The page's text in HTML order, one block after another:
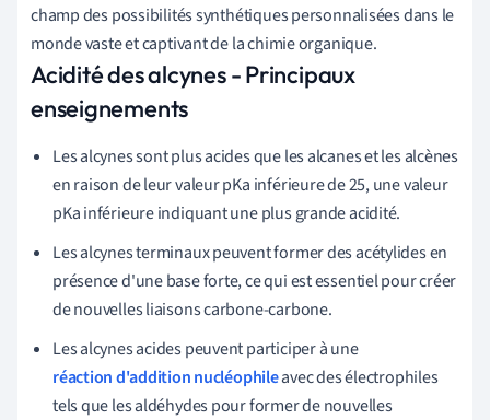
champ des possibilités synthétiques personnalisées dans le
monde vaste et captivant de la chimie organique.
Acidité des alcynes - Principaux
enseignements
Les alcynes sont plus acides que les alcanes et les alcènes
en raison de leur valeur pKa inférieure de 25, une valeur
pKa inférieure indiquant une plus grande acidité.
Les alcynes terminaux peuvent former des acétylides en
présence d'une base forte, ce qui est essentiel pour créer
de nouvelles liaisons carbone-carbone.
Les alcynes acides peuvent participer à une
réaction d'addition nucléophileavec des électrophiles
tels que les aldéhydes pour former de nouvelles